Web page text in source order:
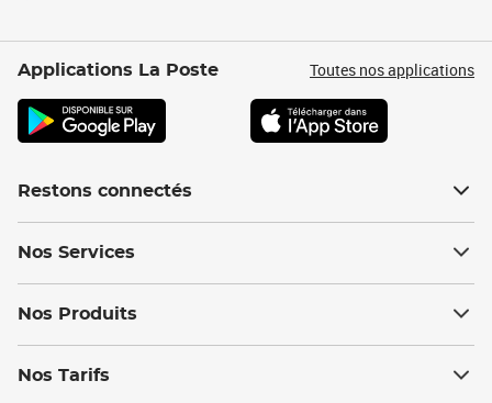
Applications La Poste Toutes nos applications
Restons connectés
Nos Services
Nos Produits
Nos Tarifs